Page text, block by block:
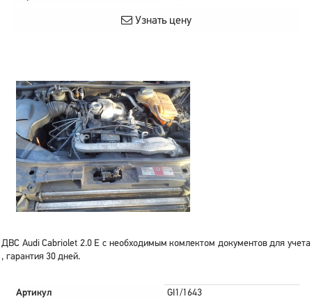
Узнать цену
ДВС Audi Cabriolet 2.0 E с необходимым комлектом документов для учета
, гарантия 30 дней.
Артикул
GI1/1643